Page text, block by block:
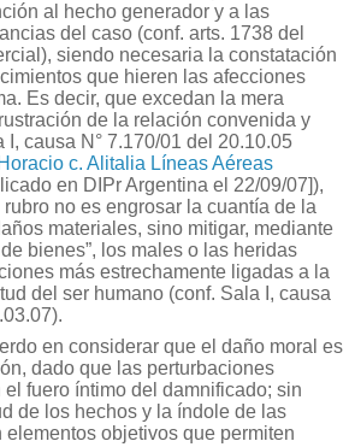
al hecho generador y a las
del caso (conf. arts. 1738 del
siendo necesaria la constatación
que hieren las afecciones
Es decir, que excedan la mera
de la relación convenida y
I, causa N° 7.170/01 del 20.10.05
c. Alitalia Líneas Aéreas
en DIPr Argentina el 22/09/07]),
no es engrosar la cuantía de la
materiales, sino mitigar, mediante
bienes”, los males o las heridas
más estrechamente ligadas a la
del ser humano (conf. Sala I, causa
en considerar que el daño moral es
dado que las perturbaciones
fuero íntimo del damnificado; sin
de los hechos y la índole de las
elementos objetivos que permiten